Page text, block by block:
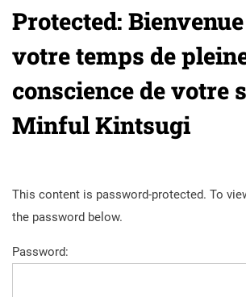
Protected:
votre temps de
conscience de votre
Minful Kintsugi
This content is password-protected. To
the password below.
Password: